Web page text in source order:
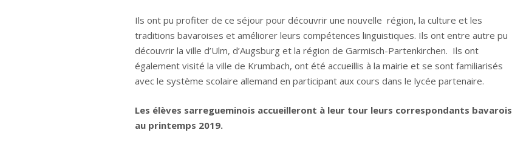
Ils ont pu profiter de ce séjour pour découvrir une nouvelle région, la culture et les
traditions bavaroises et améliorer leurs compétences linguistiques. Ils ont entre autre pu
découvrir la ville d’Ulm, d’Augsburg et la région de Garmisch-Partenkirchen. Ils ont
également visité la ville de Krumbach, ont été accueillis à la mairie et se sont familiarisés
avec le système scolaire allemand en participant aux cours dans le lycée partenaire.
Les élèves sarregueminois accueilleront à leur tour leurs correspondants bavarois
au printemps 2019.